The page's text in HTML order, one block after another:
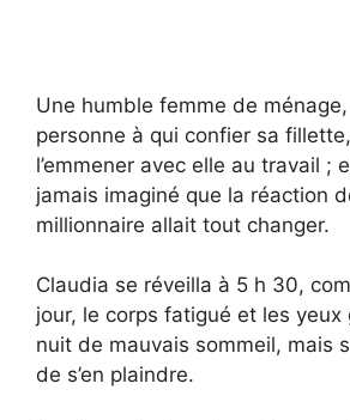
Une humble femme de ménage,
personne à qui confier sa
l’emmener avec elle au travail ;
jamais imaginé que la réaction
millionnaire allait tout changer.
Claudia se réveilla à 5 h 30,
jour, le corps fatigué et les yeux
nuit de mauvais sommeil, mais
de s’en plaindre.